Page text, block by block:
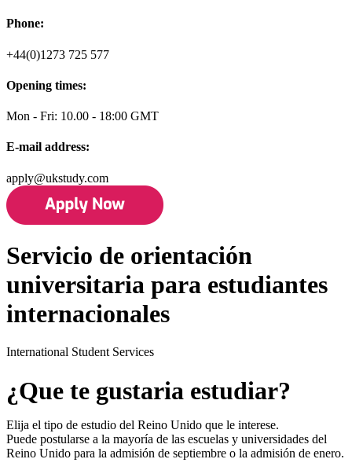
Phone:
+44(0)1273 725 577
Opening times:
Mon - Fri: 10.00 - 18:00 GMT
E-mail address:
apply@ukstudy.com
Servicio de orientación
universitaria para estudiantes
internacionales
International Student Services
¿Que te gustaria estudiar?
Elija el tipo de estudio del Reino Unido que le interese.
Puede postularse a la mayoría de las escuelas y universidades del
Reino Unido para la admisión de septiembre o la admisión de enero.